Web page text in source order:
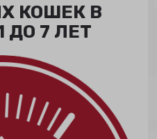
КОШЕК В
ДО 7 ЛЕТ